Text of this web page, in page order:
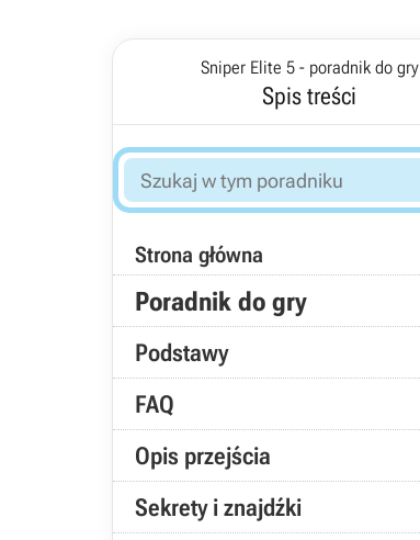
Sniper Elite 5 - poradnik do gry
Spis treści
Strona główna
Poradnik do gry
Podstawy
FAQ
Opis przejścia
Sekrety i znajdźki